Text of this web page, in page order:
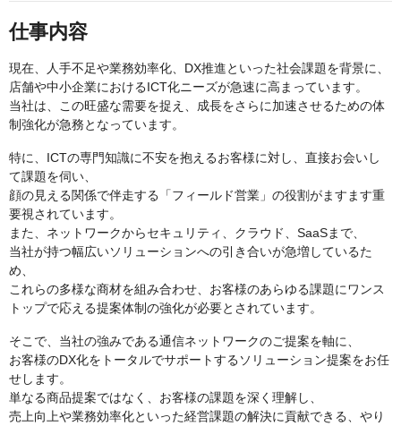
仕事内容
現在、人手不足や業務効率化、DX推進といった社会課題を背景に、
店舗や中小企業におけるICT化ニーズが急速に高まっています。
当社は、この旺盛な需要を捉え、成長をさらに加速させるための体
制強化が急務となっています。
特に、ICTの専門知識に不安を抱えるお客様に対し、直接お会いし
て課題を伺い、
顔の見える関係で伴走する「フィールド営業」の役割がますます重
要視されています。
また、ネットワークからセキュリティ、クラウド、SaaSまで、
当社が持つ幅広いソリューションへの引き合いが急増しているた
め、
これらの多様な商材を組み合わせ、お客様のあらゆる課題にワンス
トップで応える提案体制の強化が必要とされています。
そこで、当社の強みである通信ネットワークのご提案を軸に、
お客様のDX化をトータルでサポートするソリューション提案をお任
せします。
単なる商品提案ではなく、お客様の課題を深く理解し、
売上向上や業務効率化といった経営課題の解決に貢献できる、やり